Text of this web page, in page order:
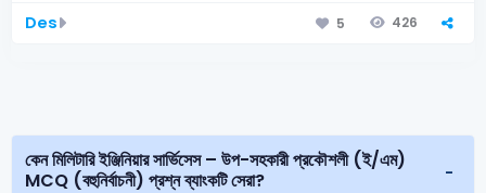
Des 5 426
কেন মিলিটারি ইঞ্জিনিয়ার সার্ভিসেস – উপ-সহকারী প্রকৌশলী (ই/এম)
MCQ (বহুনির্বাচনী) প্রশ্ন ব্যাংকটি সেরা?